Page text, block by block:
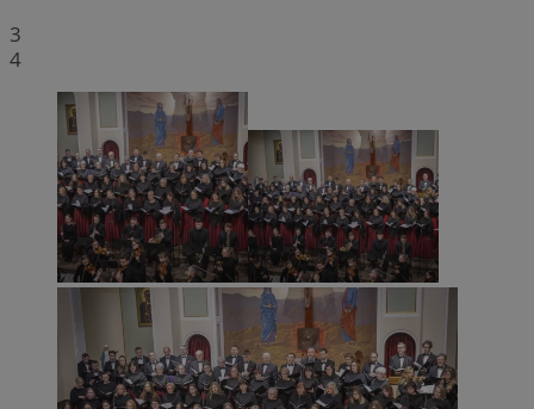
3
4